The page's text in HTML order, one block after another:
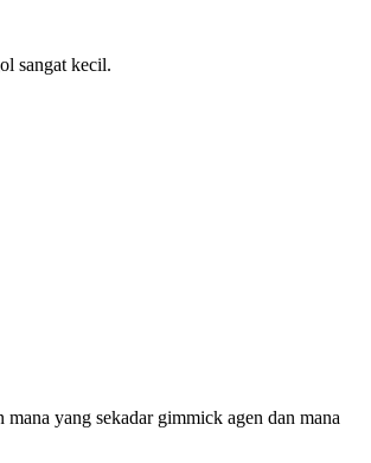
sangat kecil.
yang sekadar gimmick agen dan mana